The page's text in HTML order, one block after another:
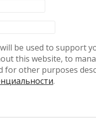
be used to support
this website, to
for other purposes
.